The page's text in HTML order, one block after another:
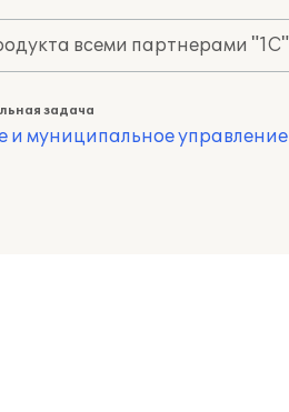
всеми партнерами "1С"
задача
и муниципальное управление